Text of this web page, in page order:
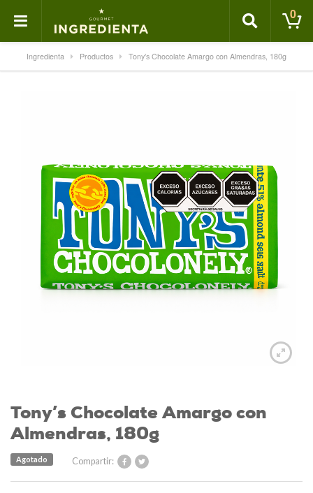
0
Ingredienta Productos Tony’s Chocolate Amargo con Almendras, 180g
Tony’s Chocolate Amargo con
Almendras, 180g
Compartir:
Agotado